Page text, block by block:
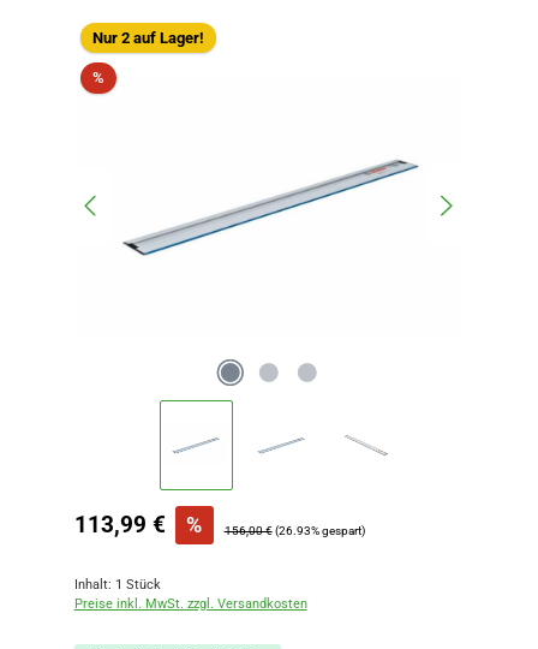
Nur 2 auf Lager!
%Rabatt
Verkaufspreis:
113,99 € % Regulärer Preis:
156,00 € (26.93% gespart)
Inhalt: 1 Stück
Preise inkl. MwSt. zzgl. Versandkosten